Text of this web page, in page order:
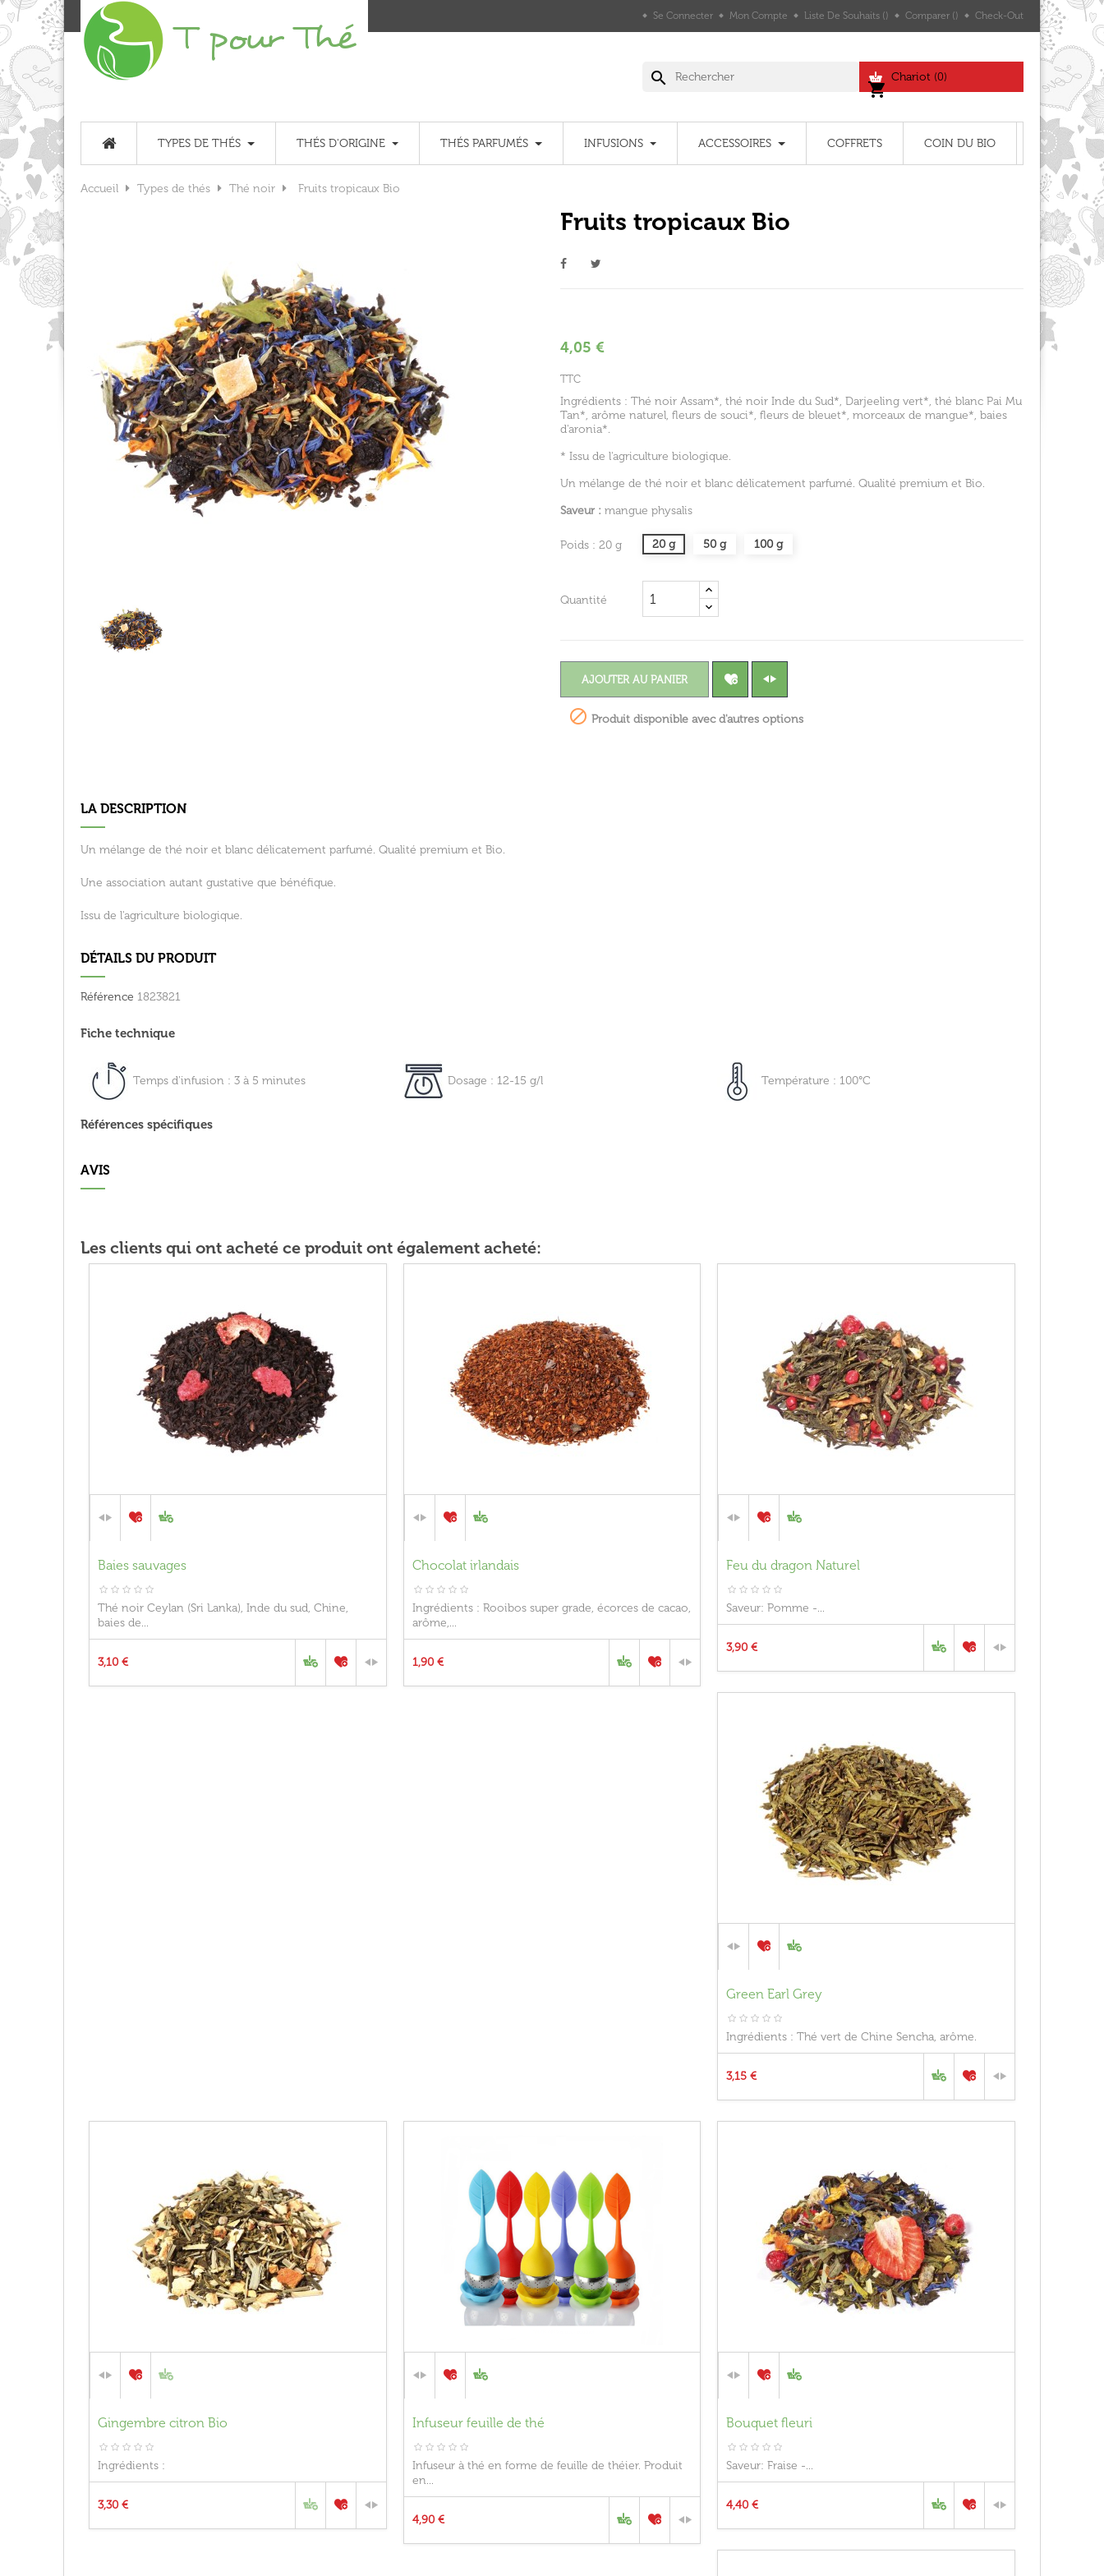
Se Connecter Mon Compte Liste De Souhaits Comparer Check-Out
shopping_cart
Chariot (0)
search
TYPES DE THÉS THÉS D'ORIGINE THÉS PARFUMÉS INFUSIONS ACCESSOIRES COFFRETS COIN DU BIO
Accueil Types de thés Thé noir Fruits tropicaux Bio
Fruits tropicaux Bio
4,05 €
TTC
Ingrédients : Thé noir Assam*, thé noir Inde du Sud*, Darjeeling vert*, thé blanc Pai Mu
Tan*, arôme naturel, fleurs de souci*, fleurs de bleuet*, morceaux de mangue*, baies
d'aronia*.
* Issu de l'agriculture biologique.
Un mélange de thé noir et blanc délicatement parfumé. Qualité premium et Bio.
Saveur : mangue physalis
Poids : 20 g 20 g 50 g 100 g
Quantité
AJOUTER AU PANIER
 Produit disponible avec d'autres options
LA DESCRIPTION
Un mélange de thé noir et blanc délicatement parfumé. Qualité premium et Bio.
Une association autant gustative que bénéfique.
Issu de l'agriculture biologique.
DÉTAILS DU PRODUIT
Référence 1823821
Fiche technique
Temps d'infusion : 3 à 5 minutes Dosage : 12-15 g/l Température : 100°C
Références spécifiques
AVIS
Les clients qui ont acheté ce produit ont également acheté:
Baies sauvages
Thé noir Ceylan (Sri Lanka), Inde du sud, Chine,
baies de...
3,10 €
Chocolat irlandais
Ingrédients : Rooibos super grade, écorces de cacao,
arôme,...
1,90 €
Feu du dragon Naturel
Saveur: Pomme -...
3,90 €
Green Earl Grey
Ingrédients : Thé vert de Chine Sencha, arôme.
3,15 €
Gingembre citron Bio
Ingrédients :
3,30 €
Infuseur feuille de thé
Infuseur à thé en forme de feuille de théier. Produit
en...
4,90 €
Bouquet fleuri
Saveur: Fraise -...
4,40 €